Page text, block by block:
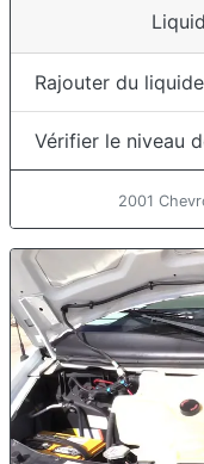
Rajouter du liquide
Vérifier le niveau
2001